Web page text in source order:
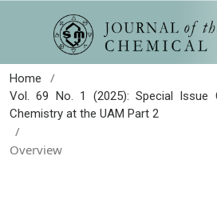
Home /
Vol. 69 No. 1 (2025): Special Issue
Chemistry at the UAM Part 2
/
Overview